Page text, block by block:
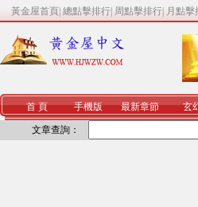
黃金屋首頁 總點擊排行 周點擊排行 月點擊
首 頁 手機版 最新章節 玄
文章查詢：